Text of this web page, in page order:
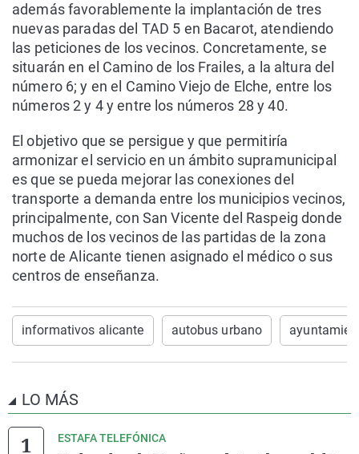
además favorablemente la implantación de tres
nuevas paradas del TAD 5 en Bacarot, atendiendo
las peticiones de los vecinos. Concretamente, se
situarán en el Camino de los Frailes, a la altura del
número 6; y en el Camino Viejo de Elche, entre los
números 2 y 4 y entre los números 28 y 40.
El objetivo que se persigue y que permitiría
armonizar el servicio en un ámbito supramunicipal
es que se pueda mejorar las conexiones del
transporte a demanda entre los municipios vecinos,
principalmente, con San Vicente del Raspeig donde
muchos de los vecinos de las partidas de la zona
norte de Alicante tienen asignado el médico o sus
centros de enseñanza.
informativos alicante autobus urbano
LO MÁS
ESTAFA TELEFÓNICA